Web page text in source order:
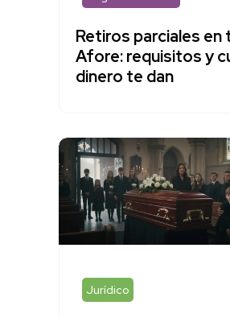
Retiros parciales en
Afore: requisitos y
dinero te dan
Jurídico